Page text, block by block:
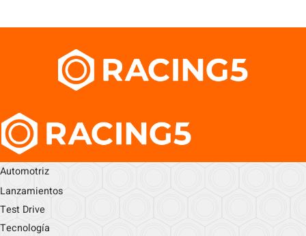
Automotriz
Lanzamientos
Test Drive
Tecnología